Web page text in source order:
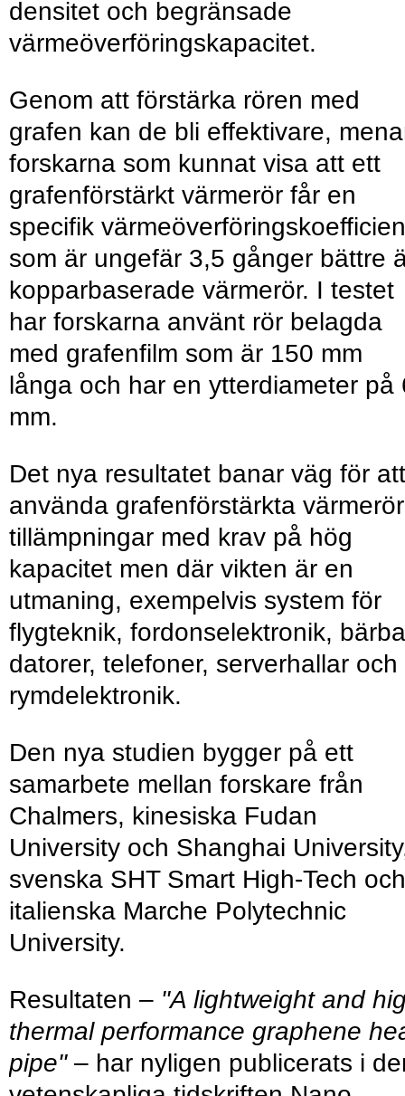
densitet och begränsade
värmeöverföringskapacitet.
Genom att förstärka rören med
grafen kan de bli effektivare,
forskarna som kunnat visa att ett
grafenförstärkt värmerör får en
specifik
som är ungefär 3,5 gånger bättre
kopparbaserade värmerör. I testet
har forskarna använt rör belagda
med grafenfilm som är 150 mm
långa och har en ytterdiameter på
mm.
Det nya resultatet banar väg för att
använda grafenförstärkta
tillämpningar med krav på hög
kapacitet men där vikten är en
utmaning, exempelvis system för
flygteknik, fordonselektronik,
datorer, telefoner, serverhallar och
rymdelektronik.
Den nya studien bygger på ett
samarbete mellan forskare från
Chalmers, kinesiska Fudan
University och Shanghai
svenska SHT Smart High-Tech och
italienska Marche Polytechnic
University.
Resultaten – "A lightweight and
thermal performance graphene
pipe"– har nyligen publicerats i